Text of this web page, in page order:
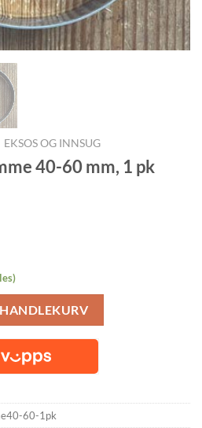
EKSOS OG INNSUG
40-60 mm, 1 pk
60-1pk